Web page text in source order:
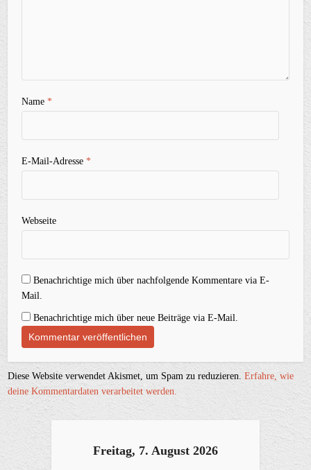
Name*
E-Mail-Adresse*
Webseite
Benachrichtige mich über nachfolgende Kommentare via E-
Mail.
Benachrichtige mich über neue Beiträge via E-Mail.
Diese Website verwendet Akismet, um Spam zu reduzieren.Erfahre, wie
deine Kommentardaten verarbeitet werden.
Freitag, 7. August 2026